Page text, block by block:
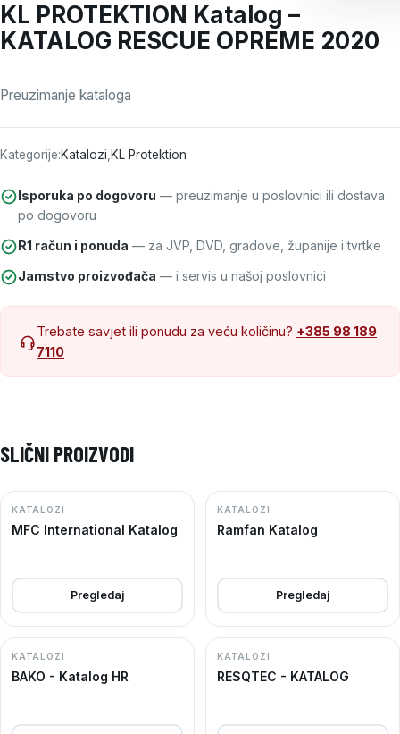
KL PROTEKTION Katalog –
KATALOG RESCUE OPREME 2020
Preuzimanje kataloga
Kategorije:Katalozi KL Protektion
Isporuka po dogovoru — preuzimanje u poslovnici ili dostava
po dogovoru
R1 račun i ponuda — za JVP, DVD, gradove, županije i tvrtke
Jamstvo proizvođača — i servis u našoj poslovnici
Trebate savjet ili ponudu za veću količinu? +385 98 189
7110
SLIČNI PROIZVODI
KATALOZI
MFC International Katalog
Pregledaj
KATALOZI
Ramfan Katalog
Pregledaj
KATALOZI
BAKO - Katalog HR
KATALOZI
RESQTEC - KATALOG